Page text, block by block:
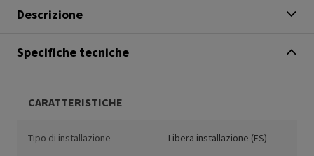
Descrizione
Specifiche tecniche
CARATTERISTICHE
Tipo di installazione Libera installazione (FS)